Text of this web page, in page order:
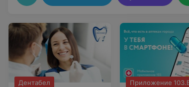
Дентабел
Приложение